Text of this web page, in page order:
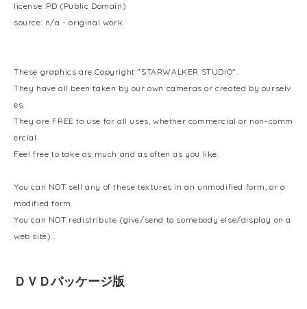
license: PD (Public Domain)
source: n/a - original work
These graphics are Copyright "STARWALKER STUDIO".
They have all been taken by our own cameras or created by ourselv
es.
They are FREE to use for all uses, whether commercial or non-comm
ercial.
Feel free to take as much and as often as you like.
You can NOT sell any of these textures in an unmodified form, or a
modified form.
You can NOT redistribute (give/send to somebody else/display on a
web site) .
ＤＶＤパッケージ版